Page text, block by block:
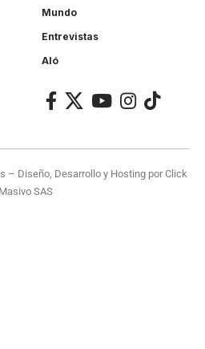
Mundo
Entrevistas
Aló
– Diseño, Desarrollo y Hosting porClick
Masivo SAS